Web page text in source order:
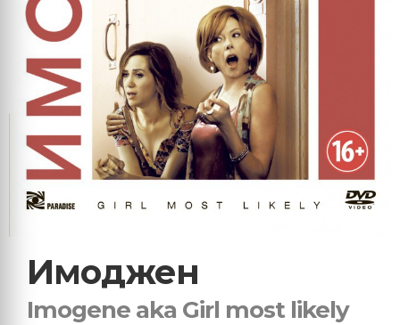
Имоджен
Imogene aka Girl most likely